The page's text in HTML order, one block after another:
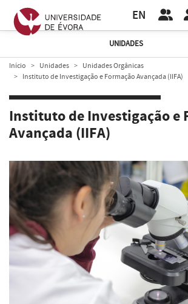
EN
UNIDADES
Início Unidades
Unidades Orgânicas
Instituto de Investigação e Formação Avançada (IIFA)
Instituto de Investigação e
Avançada (IIFA)